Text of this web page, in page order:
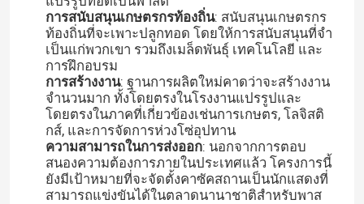
การสนับสนุนเกษตรกรท้องถิ่น: สนับสนุนเกษตรกร
ท้องถิ่นที่จะเพาะปลูกทอด โดยให้การสนับสนุนที่จํา
เป็นแก่พวกเขา รวมถึงเมล็ดพันธุ์ เทคโนโลยี และ
การฝึกอบรม
การสร้างงาน: ฐานการผลิตใหม่คาดว่าจะสร้างงาน
จํานวนมาก ทั้งโดยตรงในโรงงานแปรรูปและ
โดยตรงในภาคที่เกี่ยวข้องเช่นการเกษตร, โลจิสติ
กส์, และการจัดการห่วงโซ่อุปทาน
ความสามารถในการส่งออก: นอกจากการตอบ
สนองความต้องการภายในประเทศแล้ว โครงการนี้
ยังมีเป้าหมายที่จะจัดตั้งคาซัคสถานเป็นนักแสดงที่
สามารถแข่งขันได้ในตลาดนานาชาติสําหรับพาส